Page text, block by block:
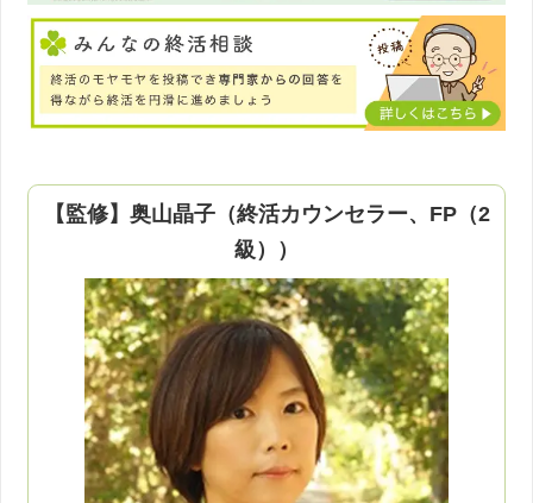
【監修】奥山晶子（終活カウンセラー、FP（2
級））